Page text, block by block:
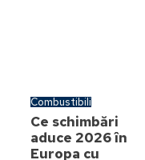
Combustibili
Ce schimbări
aduce 2026 în
Europa cu